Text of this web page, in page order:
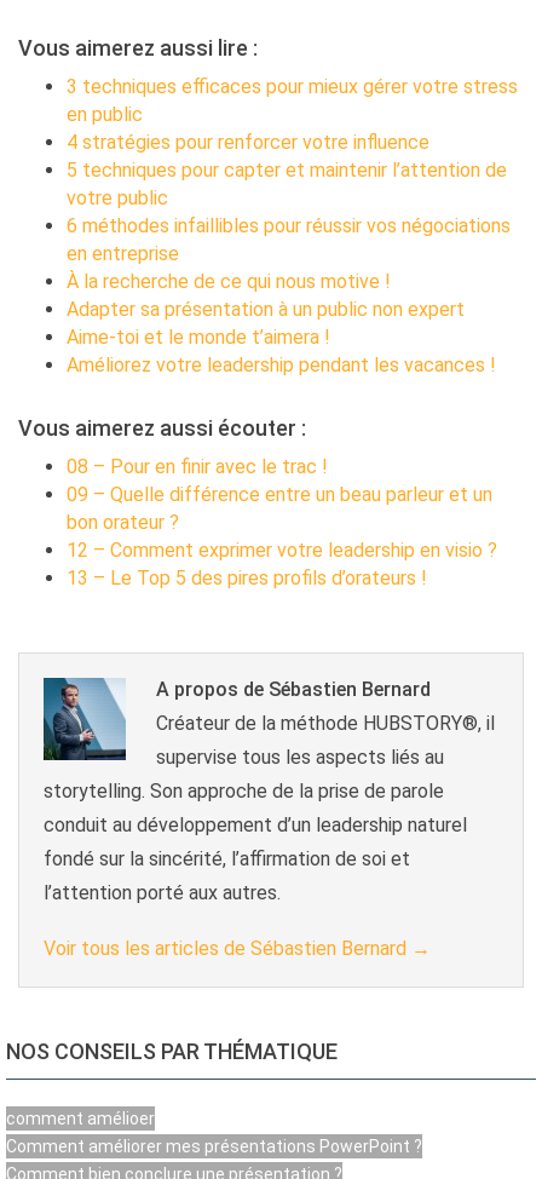
Vous aimerez aussi lire :
3 techniques efficaces pour mieux gérer votre stress
en public
4 stratégies pour renforcer votre influence
5 techniques pour capter et maintenir l’attention de
votre public
6 méthodes infaillibles pour réussir vos négociations
en entreprise
À la recherche de ce qui nous motive !
Adapter sa présentation à un public non expert
Aime-toi et le monde t’aimera !
Améliorez votre leadership pendant les vacances !
Vous aimerez aussi écouter :
08 – Pour en finir avec le trac !
09 – Quelle différence entre un beau parleur et un
bon orateur ?
12 – Comment exprimer votre leadership en visio ?
13 – Le Top 5 des pires profils d’orateurs !
A propos de Sébastien Bernard
Créateur de la méthode HUBSTORY®, il
supervise tous les aspects liés au
storytelling. Son approche de la prise de parole
conduit au développement d’un leadership naturel
fondé sur la sincérité, l’affirmation de soi et
l’attention porté aux autres.
Voir tous les articles de Sébastien Bernard →
NOS CONSEILS PAR THÉMATIQUE
comment amélioer
Comment améliorer mes présentations PowerPoint ?
Comment bien conclure une présentation ?